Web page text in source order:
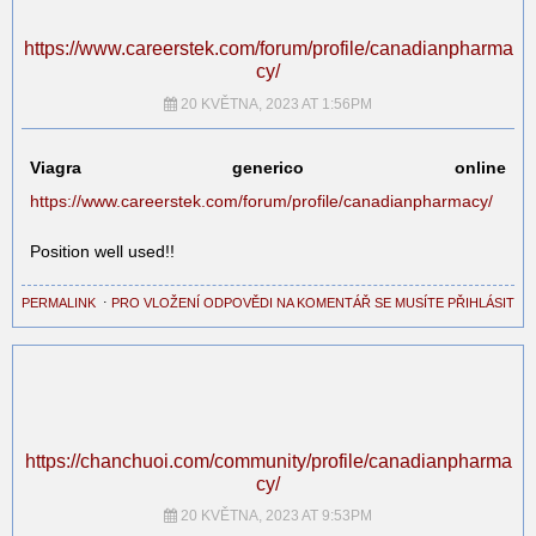
https://www.careerstek.com/forum/profile/canadianpharma
cy/
20 KVĚTNA, 2023 AT 1:56PM
Viagra generico online
https://www.careerstek.com/forum/profile/canadianpharmacy/
Position well used!!
PERMALINK ⋅ PRO VLOŽENÍ ODPOVĚDI NA KOMENTÁŘ SE MUSÍTE PŘIHLÁSIT
https://chanchuoi.com/community/profile/canadianpharma
cy/
20 KVĚTNA, 2023 AT 9:53PM